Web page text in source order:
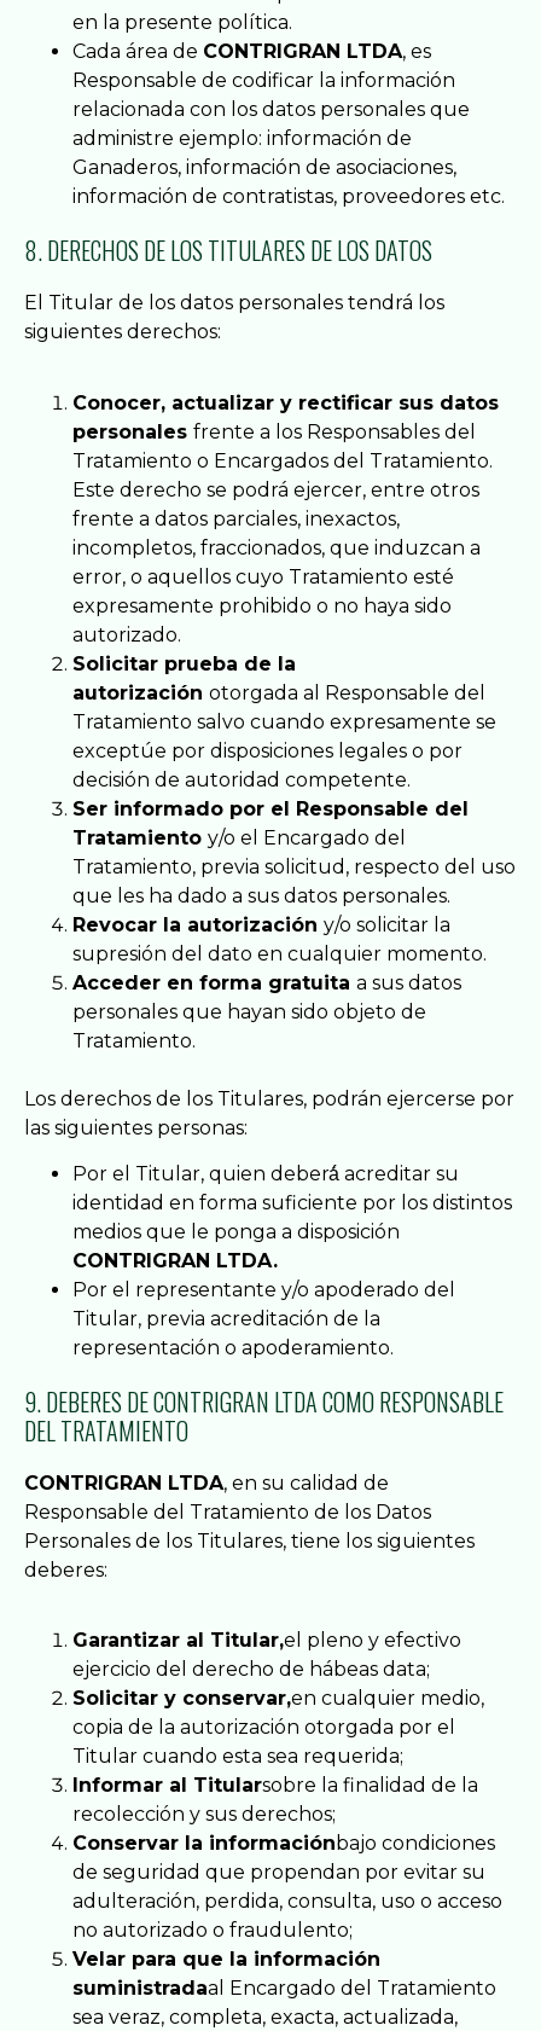
en la presente política.
Cada área de CONTRIGRAN LTDA, es
Responsable de codificar la información
relacionada con los datos personales que
administre ejemplo: información de
Ganaderos, información de asociaciones,
información de contratistas, proveedores etc.
8. DERECHOS DE LOS TITULARES DE LOS DATOS
El Titular de los datos personales tendrá los
siguientes derechos:
Conocer, actualizar y rectificar sus datos
personales frente a los Responsables del
Tratamiento o Encargados del Tratamiento.
Este derecho se podrá ejercer, entre otros
frente a datos parciales, inexactos,
incompletos, fraccionados, que induzcan a
error, o aquellos cuyo Tratamiento esté
expresamente prohibido o no haya sido
autorizado.
Solicitar prueba de la
autorización otorgada al Responsable del
Tratamiento salvo cuando expresamente se
exceptúe por disposiciones legales o por
decisión de autoridad competente.
Ser informado por el Responsable del
Tratamiento y/o el Encargado del
Tratamiento, previa solicitud, respecto del uso
que les ha dado a sus datos personales.
Revocar la autorización y/o solicitar la
supresión del dato en cualquier momento.
Acceder en forma gratuita a sus datos
personales que hayan sido objeto de
Tratamiento.
Los derechos de los Titulares, podrán ejercerse por
las siguientes personas:
Por el Titular, quien deberá́ acreditar su
identidad en forma suficiente por los distintos
medios que le ponga a disposición
CONTRIGRAN LTDA.
Por el representante y/o apoderado del
Titular, previa acreditación de la
representación o apoderamiento.
9. DEBERES DE CONTRIGRAN LTDA COMO RESPONSABLE
DEL TRATAMIENTO
CONTRIGRAN LTDA, en su calidad de
Responsable del Tratamiento de los Datos
Personales de los Titulares, tiene los siguientes
deberes:
Garantizar al Titular,el pleno y efectivo
ejercicio del derecho de hábeas data;
Solicitar y conservar,en cualquier medio,
copia de la autorización otorgada por el
Titular cuando esta sea requerida;
Informar al Titularsobre la finalidad de la
recolección y sus derechos;
Conservar la informaciónbajo condiciones
de seguridad que propendan por evitar su
adulteración, perdida, consulta, uso o acceso
no autorizado o fraudulento;
Velar para que la información
suministradaal Encargado del Tratamiento
sea veraz, completa, exacta, actualizada,